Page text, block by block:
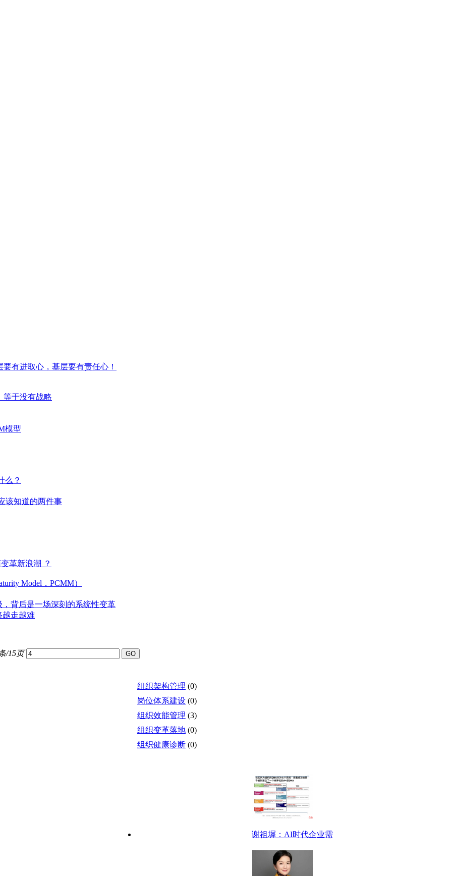
有进取心，基层要有责任心！
等于没有战略
模型
么？
该知道的两件事
革新浪潮 ？
Model，PCMM）
背后是一场深刻的系统性变革
越走越难
/15页
组织架构管理 (0)
岗位体系建设 (0)
组织效能管理 (3)
组织变革落地 (0)
组织健康诊断 (0)
谢祖墀：AI时代企业需